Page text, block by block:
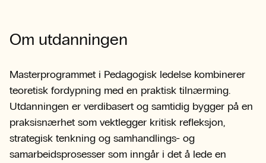
Om utdanningen
Masterprogrammet i Pedagogisk ledelse kombinerer
teoretisk fordypning med en praktisk tilnærming.
Utdanningen er verdibasert og samtidig bygger på en
praksisnærhet som vektlegger kritisk refleksjon,
strategisk tenkning og samhandlings- og
samarbeidsprosesser som inngår i det å lede en